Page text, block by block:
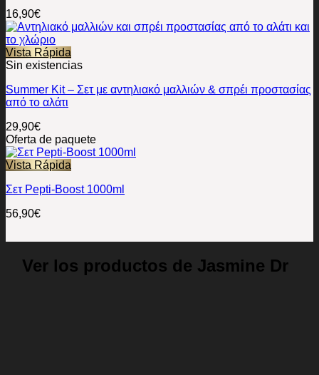
16,90€
Vista Rápida
Sin existencias
Summer Kit – Σετ με αντηλιακό μαλλιών & σπρέι προστασίας
από το αλάτι
29,90€
Oferta de paquete
Vista Rápida
Σετ Pepti-Boost 1000ml
56,90€
Ver los productos de Jasmine Dr